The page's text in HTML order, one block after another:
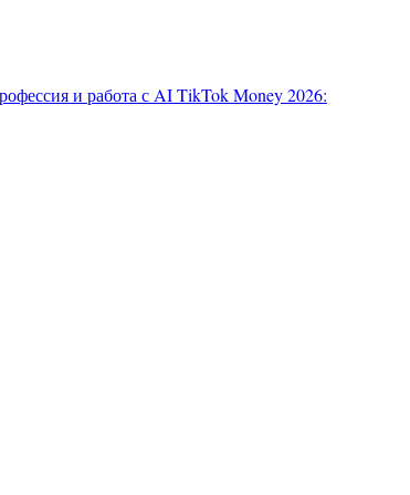
и работа с AITikTok Money 2026: